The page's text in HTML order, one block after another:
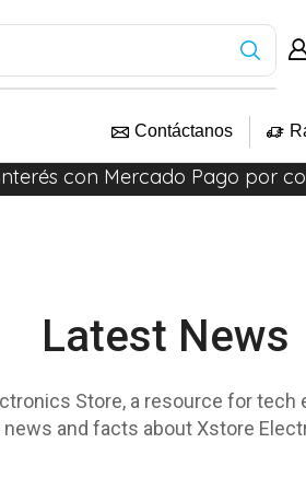
Contáctanos
con Mercado Pago por
Latest News
Store, a resource for tech
and facts about Xstore